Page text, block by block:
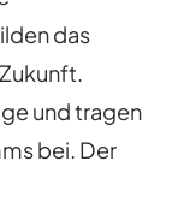
das
und tragen
bei. Der